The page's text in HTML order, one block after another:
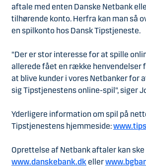
aftale med enten Danske Netbank
tilhørende konto. Herfra kan man så
en spilkonto hos Dansk Tipstjeneste.
"Der er stor interesse for at spille
allerede fået en række henvendelser
at blive kunder i vores Netbanker for
sig Tipstjenestens online-spil", siger
Yderligere information om spil på
Tipstjenestens hjemmeside:
Oprettelse af Netbank aftaler kan ske
www.danskebank.dk eller